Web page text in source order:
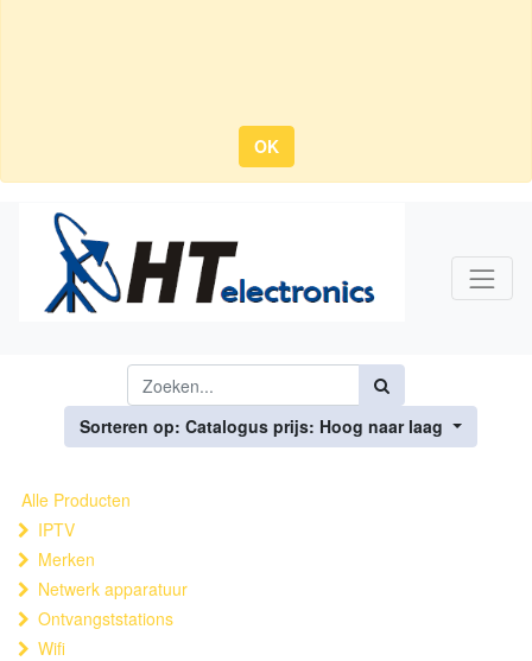
OK
Sorteren op: Catalogus prijs: Hoog naar laag
Alle Producten
IPTV
Merken
Netwerk apparatuur
Ontvangststations
Wifi